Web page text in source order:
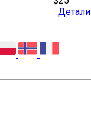
Детали